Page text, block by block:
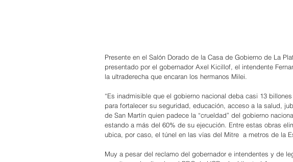
Presente en el Salón Dorado de la Casa de Gobierno de La
presentado por el gobernador Axel Kicillof, el intendente
la ultraderecha que encaran los hermanos Milei.
“Es inadmisible que el gobierno nacional deba casi 13
para fortalecer su seguridad, educación, acceso a la salud,
de San Martín quien padece la “crueldad” del gobierno
estando a más del 60% de su ejecución. Entre estas obras
ubica, por caso, el túnel en las vías del Mitre  a metros de la
Muy a pesar del reclamo del gobernador e intendentes y de